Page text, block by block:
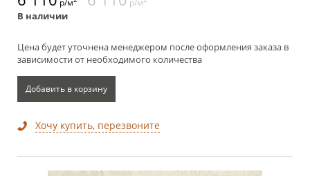
В наличии
Цена будет уточнена менеджером после оформления заказа в
зависимости от необходимого количества
Добавить в корзину
Хочу купить, перезвоните